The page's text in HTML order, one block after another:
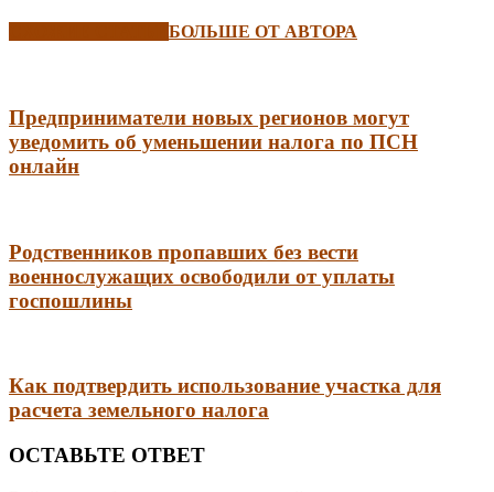
БОЛЬШЕ ОТ АВТОРА
Предприниматели новых регионов могут
уведомить об уменьшении налога по ПСН
онлайн
Родственников пропавших без вести
военнослужащих освободили от уплаты
госпошлины
Как подтвердить использование участка для
расчета земельного налога
ОСТАВЬТЕ ОТВЕТ